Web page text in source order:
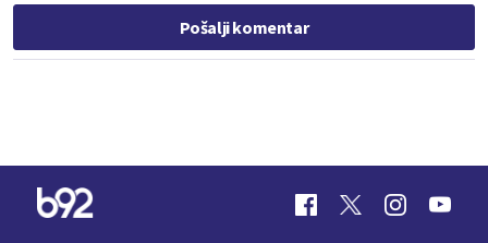
Pošalji komentar